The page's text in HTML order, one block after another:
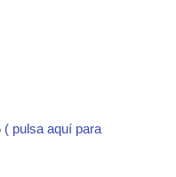
( pulsa aquí para